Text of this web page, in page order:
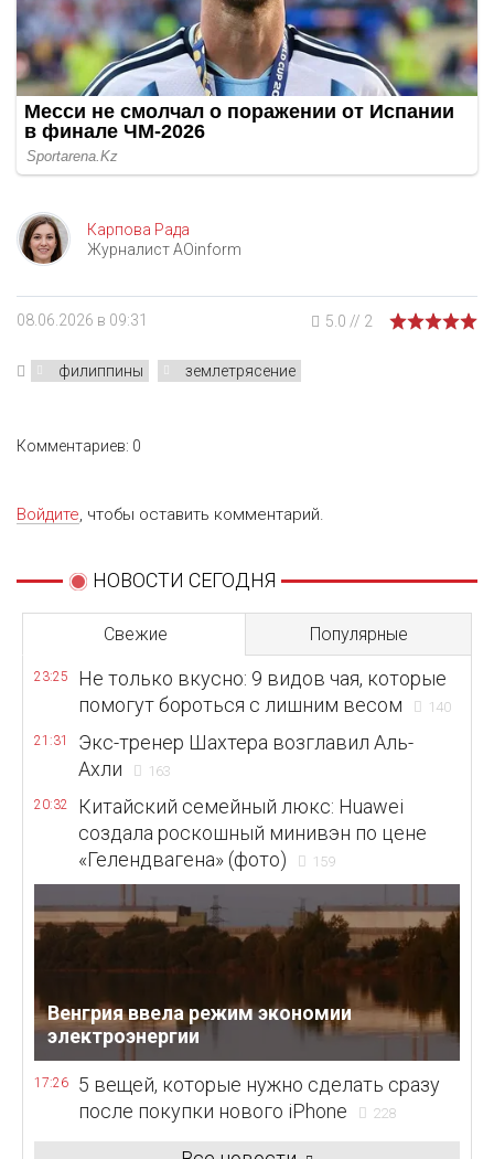
Карпова Рада
Журналист AOinform
08.06.2026 в 09:31 5.0 // 2
филиппины землетрясение
Комментариев: 0
Войдите, чтобы оставить комментарий.
НОВОСТИ СЕГОДНЯ
Свежие Популярные
23:25
Не только вкусно: 9 видов чая, которые
помогут бороться с лишним весом
140
21:31
Экс-тренер Шахтера возглавил Аль-
Ахли
163
20:32
Китайский семейный люкс: Huawei
создала роскошный минивэн по цене
«Гелендвагена» (фото)
159
Венгрия ввела режим экономии
электроэнергии
17:26
5 вещей, которые нужно сделать сразу
после покупки нового iPhone
228